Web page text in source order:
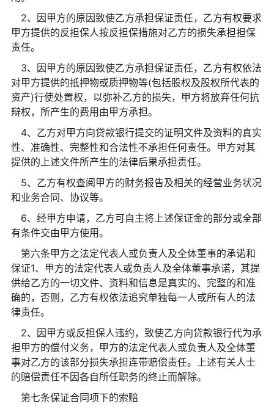
2、因甲方的原因致使乙方承担保证责任，乙方有权要求
甲方提供的反担保人按反担保措施对乙方的损失承担担保
责任。
3、因甲方的原因致使乙方承担保证责任，乙方有权依法
对甲方提供的抵押物或质押物等(包括股权及股权所代表的
资产)行使处置权，以弥补乙方的损失，甲方将放弃任何抗
辩权，所产生的费用由甲方承担。
4、乙方对甲方向贷款银行提交的证明文件及资料的真实
性、准确性、完整性和合法性不承担任何责任。甲方对其
提供的上述文件所产生的法律后果承担责任。
5、乙方有权查阅甲方的财务报告及相关的经营业务状况
和业务合同、协议等。
6、经甲方申请，乙方可自主将上述保证金的部分或全部
有条件交由甲方使用。
第六条甲方之法定代表人或负责人及全体董事的承诺和
保证1、甲方的法定代表人或负责人及全体董事承诺，其提
供给乙方的一切文件、资料和信息是真实的、完整的和准
确的，否则，乙方有权依法追究单独每一人或所有人的法
律责任。
2、因甲方或反担保人违约，致使乙方向贷款银行代为承
担甲方的偿付义务，甲方的法定代表人或负责人及全体董
事对乙方的该部分损失承担连带赔偿责任。上述有关人士
的赔偿责任不因各自所任职务的终止而解除。
第七条保证合同项下的索赔